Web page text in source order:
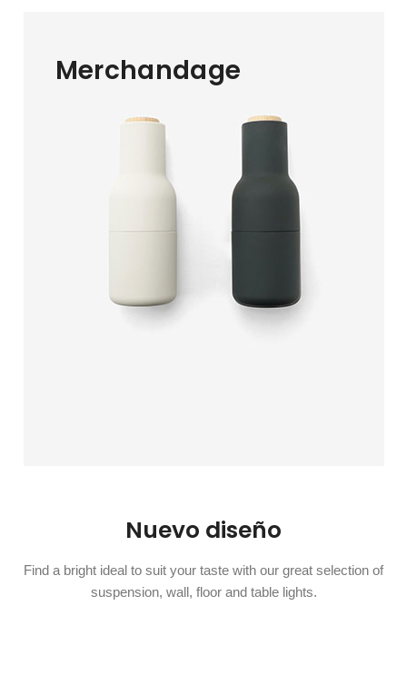
Merchandage
Nuevo diseño
Find a bright ideal to suit your taste with our great selection of
suspension, wall, floor and table lights.